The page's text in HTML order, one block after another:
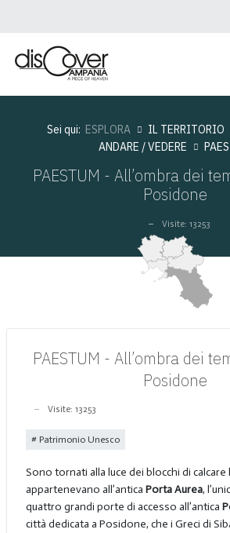
Sei qui: ESPLORA IL TERRITORIO
ANDARE / VEDERE
PAESTUM - All’ombra dei
Posidone
Visite: 13253
PAESTUM - All’ombra dei
Posidone
Visite: 13253
Patrimonio Unesco
Sono tornati alla luce dei blocchi di calcare
appartenevano all’antica Porta Aurea,
quattro grandi porte di accesso all’antica
città dedicata a Posidone, che i Greci di